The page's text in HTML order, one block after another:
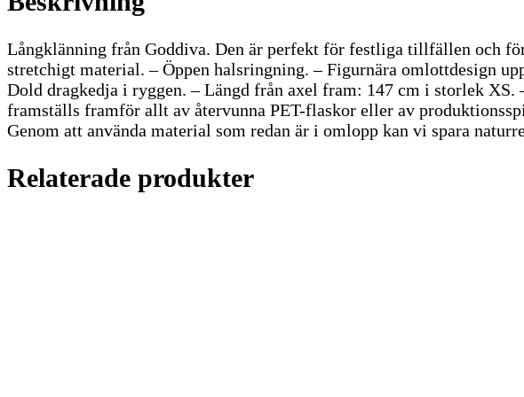
Långklänning från Goddiva. Den är perfekt för festliga tillfällen och
stretchigt material. – Öppen halsringning. – Figurnära omlottdesign
Dold dragkedja i ryggen. – Längd från axel fram: 147 cm i storlek XS.
framställs framför allt av återvunna PET-flaskor eller av
Genom att använda material som redan är i omlopp kan vi spara
Relaterade produkter